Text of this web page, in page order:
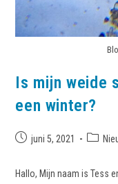
Is mijn weide
een winter?
juni 5, 2021
Hallo, Mijn naam is Tess